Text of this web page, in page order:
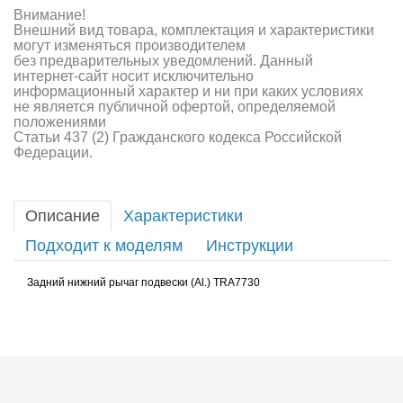
Внимание!
Внешний вид товара, комплектация и характеристики
могут изменяться производителем
без предварительных уведомлений. Данный
интернет-сайт носит исключительно
информационный характер и ни при каких условиях
не является публичной офертой, определяемой
положениями
Статьи 437 (2) Гражданского кодекса Российской
Федерации.
Описание
Характеристики
Подходит к моделям
Инструкции
Задний нижний рычаг подвески (Al.) TRA7730